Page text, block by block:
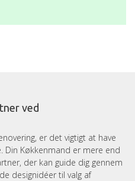
ved
er det vigtigt at have
Din Køkkenmand er mere end
der kan guide dig gennem
designidéer til valg af